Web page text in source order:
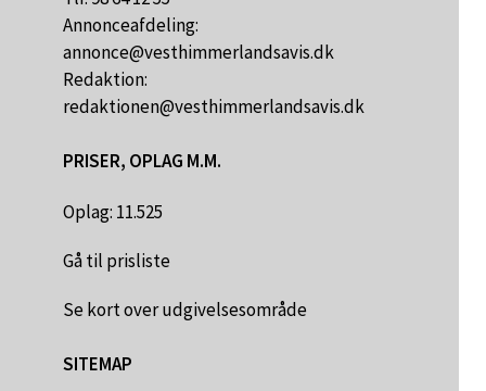
Annonceafdeling:
annonce@vesthimmerlandsavis.dk
Redaktion:
redaktionen@vesthimmerlandsavis.dk
PRISER, OPLAG M.M.
Oplag: 11.525
Gå til prisliste
Se kort over udgivelsesområde
SITEMAP